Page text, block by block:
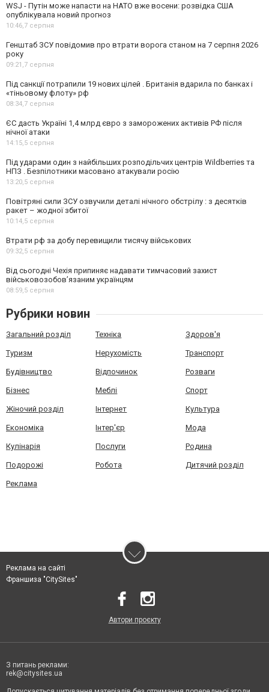
WSJ - Путін може напасти на НАТО вже восени: розвідка США
опублікувала новий прогноз
10:46,7 серпня
Генштаб ЗСУ повідомив про втрати ворога станом на 7 серпня 2026
року
09:21,7 серпня
Під санкції потрапили 19 нових цілей . Британія вдарила по банках і
«тіньовому флоту» рф
08:34,7 серпня
ЄС дасть Україні 1,4 млрд євро з заморожених активів РФ після
нічної атаки
14:15,5 серпня
Під ударами один з найбільших розподільчих центрів Wildberries та
НПЗ . Безпілотники масовано атакували росію
13:20,5 серпня
Повітряні сили ЗСУ озвучили деталі нічного обстрілу : з десятків
ракет – жодної збитої
10:14,5 серпня
Втрати рф за добу перевищили тисячу військових
09:32,5 серпня
Від сьогодні Чехія припиняє надавати тимчасовий захист
військовозобов’язаним українцям
08:59,5 серпня
Рубрики новин
Загальний розділ Техніка Здоров'я
Туризм Нерухомість Транспорт
Будівництво Відпочинок Розваги
Бізнес Меблі Спорт
Жіночий розділ Інтернет Культура
Економіка Інтер'єр Мода
Кулінарія Послуги Родина
Подорожі Робота Дитячий розділ
Реклама
Реклама на сайті
Франшиза "CitySites"
Автори проєкту
З питань реклами:
rek@citysites.ua